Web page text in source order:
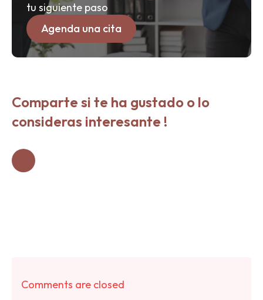
tu siguiente paso
Agenda una cita
Comparte si te ha gustado o lo
consideras interesante !
Comments are closed